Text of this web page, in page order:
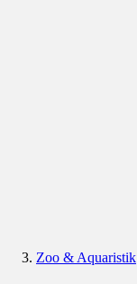
Zoo & Aquaristik